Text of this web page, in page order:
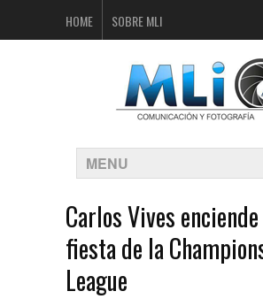
HOME SOBRE MLI
MENU
Carlos Vives
fiesta de la
League